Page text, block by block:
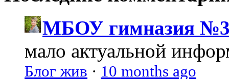
МБОУ гимназия №3
мало актуальной
Блог жив · 10 months ago